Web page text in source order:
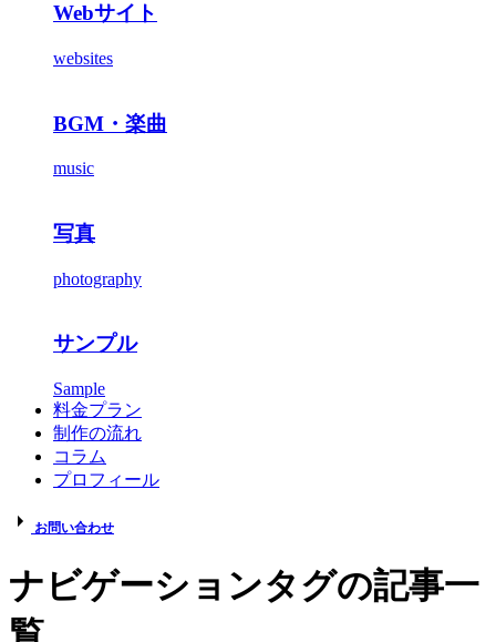
Webサイト
websites
BGM・楽曲
music
写真
photography
サンプル
Sample
料金プラン
制作の流れ
コラム
プロフィール
お問い合わせ
ナビゲーションタグの記事一
覧